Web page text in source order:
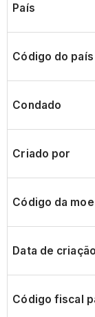
País
Código do país
Condado
Criado por
Código da
Data de criação
Código fiscal